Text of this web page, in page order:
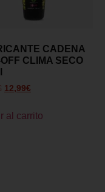
CADENA
CLIMA SECO
12,99€
al carrito